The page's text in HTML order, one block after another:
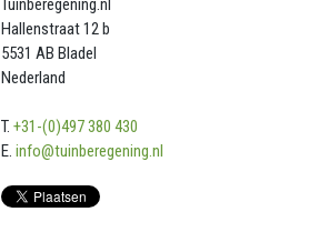
Tuinberegening.nl
Hallenstraat 12 b
5531 AB Bladel
Nederland
T. +31-(0)497 380 430
E. info@tuinberegening.nl